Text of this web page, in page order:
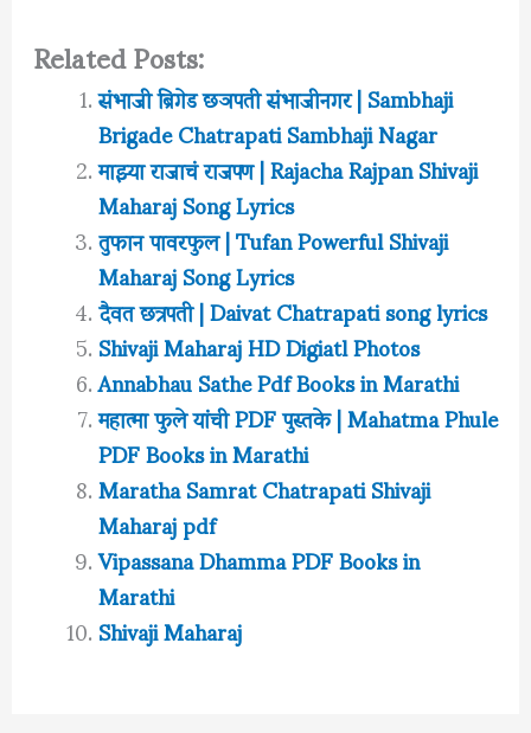
Related Posts:
संभाजी ब्रिगेड छञपती संभाजीनगर | Sambhaji
Brigade Chatrapati Sambhaji Nagar
माझ्या राजाचं राजपण | Rajacha Rajpan Shivaji
Maharaj Song Lyrics
तुफान पावरफुल | Tufan Powerful Shivaji
Maharaj Song Lyrics
दैवत छत्रपती | Daivat Chatrapati song lyrics
Shivaji Maharaj HD Digiatl Photos
Annabhau Sathe Pdf Books in Marathi
महात्मा फुले यांची PDF पुस्तके | Mahatma Phule
PDF Books in Marathi
Maratha Samrat Chatrapati Shivaji
Maharaj pdf
Vipassana Dhamma PDF Books in
Marathi
Shivaji Maharaj